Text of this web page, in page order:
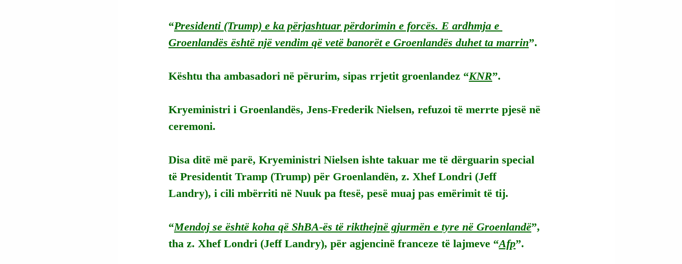
“Presidenti (Trump) e ka përjashtuar përdorimin e forcës. E ardhmja e
Groenlandës është një vendim që vetë banorët e Groenlandës duhet ta marrin”.
Kështu tha ambasadori në përurim, sipas rrjetit groenlandez “KNR”.
Kryeministri i Groenlandës, Jens-Frederik Nielsen, refuzoi të merrte pjesë në
ceremoni.
Disa ditë më parë, Kryeministri Nielsen ishte takuar me të dërguarin special
të Presidentit Tramp (Trump) për Groenlandën, z. Xhef Londri (Jeff
Landry), i cili mbërriti në Nuuk pa ftesë, pesë muaj pas emërimit të tij.
“Mendoj se është koha që ShBA-ës të rikthejnë gjurmën e tyre në Groenlandë”,
tha z. Xhef Londri (Jeff Landry), për agjencinë franceze të lajmeve “Afp”.